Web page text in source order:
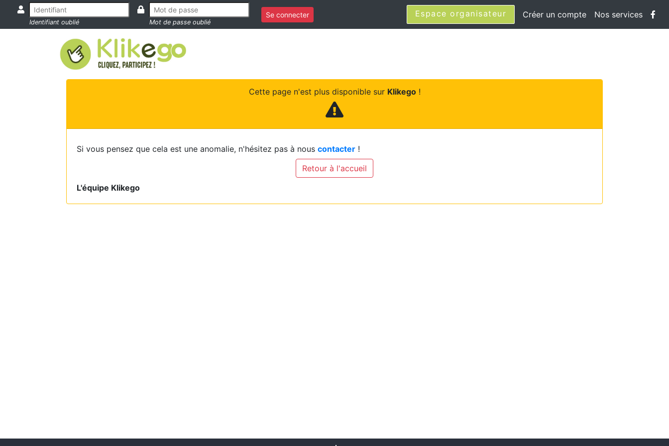
Identifiant oublié Mot de passe oublié
Se connecter Espace organisateur Créer un compte Nos services
Cette page n'est plus disponible sur Klikego!
Si vous pensez que cela est une anomalie, n'hésitez pas à nous contacter !
Retour à l'accueil
L'équipe Klikego